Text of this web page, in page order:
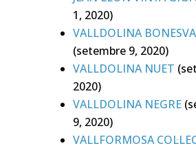
1, 2020)
VALLDOLINA
(setembre 9, 2020)
VALLDOLINA NUET
2020)
VALLDOLINA NEGRE
9, 2020)
VALLFORMOSA